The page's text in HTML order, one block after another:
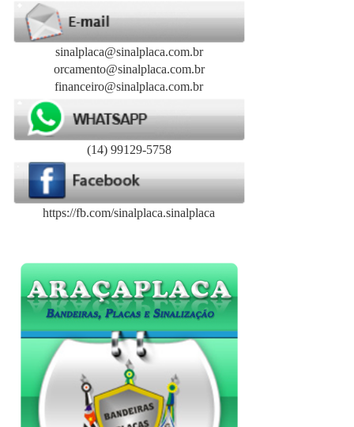
sinalplaca@sinalplaca.com.br
orcamento@sinalplaca.com.br
financeiro@sinalplaca.com.br
(14) 99129-5758
https://fb.com/sinalplaca.sinalplaca